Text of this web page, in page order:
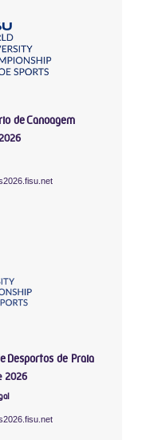
de Canoagem
Desportos de Praia
2026